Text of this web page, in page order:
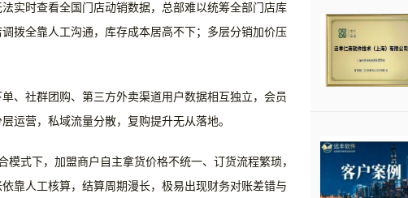
实时查看全国门店动销数据，总部难以统筹全部门店库
拨全靠人工沟通，库存成本居高不下；多层分销加价压
、社群团购、第三方外卖渠道用户数据相互独立，会员
运营，私域流量分散，复购提升无从落地。
模式下，加盟商户自主拿货价格不统一、订货流程繁琐，
靠人工核算，结算周期漫长，极易出现财务对账差错与